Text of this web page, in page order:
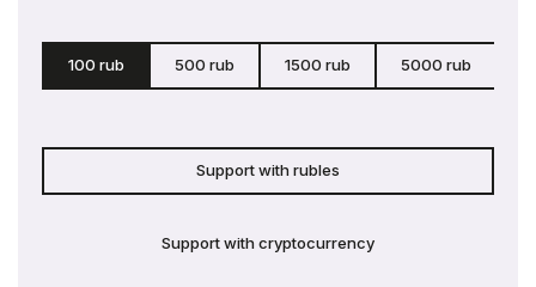
100 rub 500 rub 1500 rub 5000 rub
Support with rubles
Support with cryptocurrency